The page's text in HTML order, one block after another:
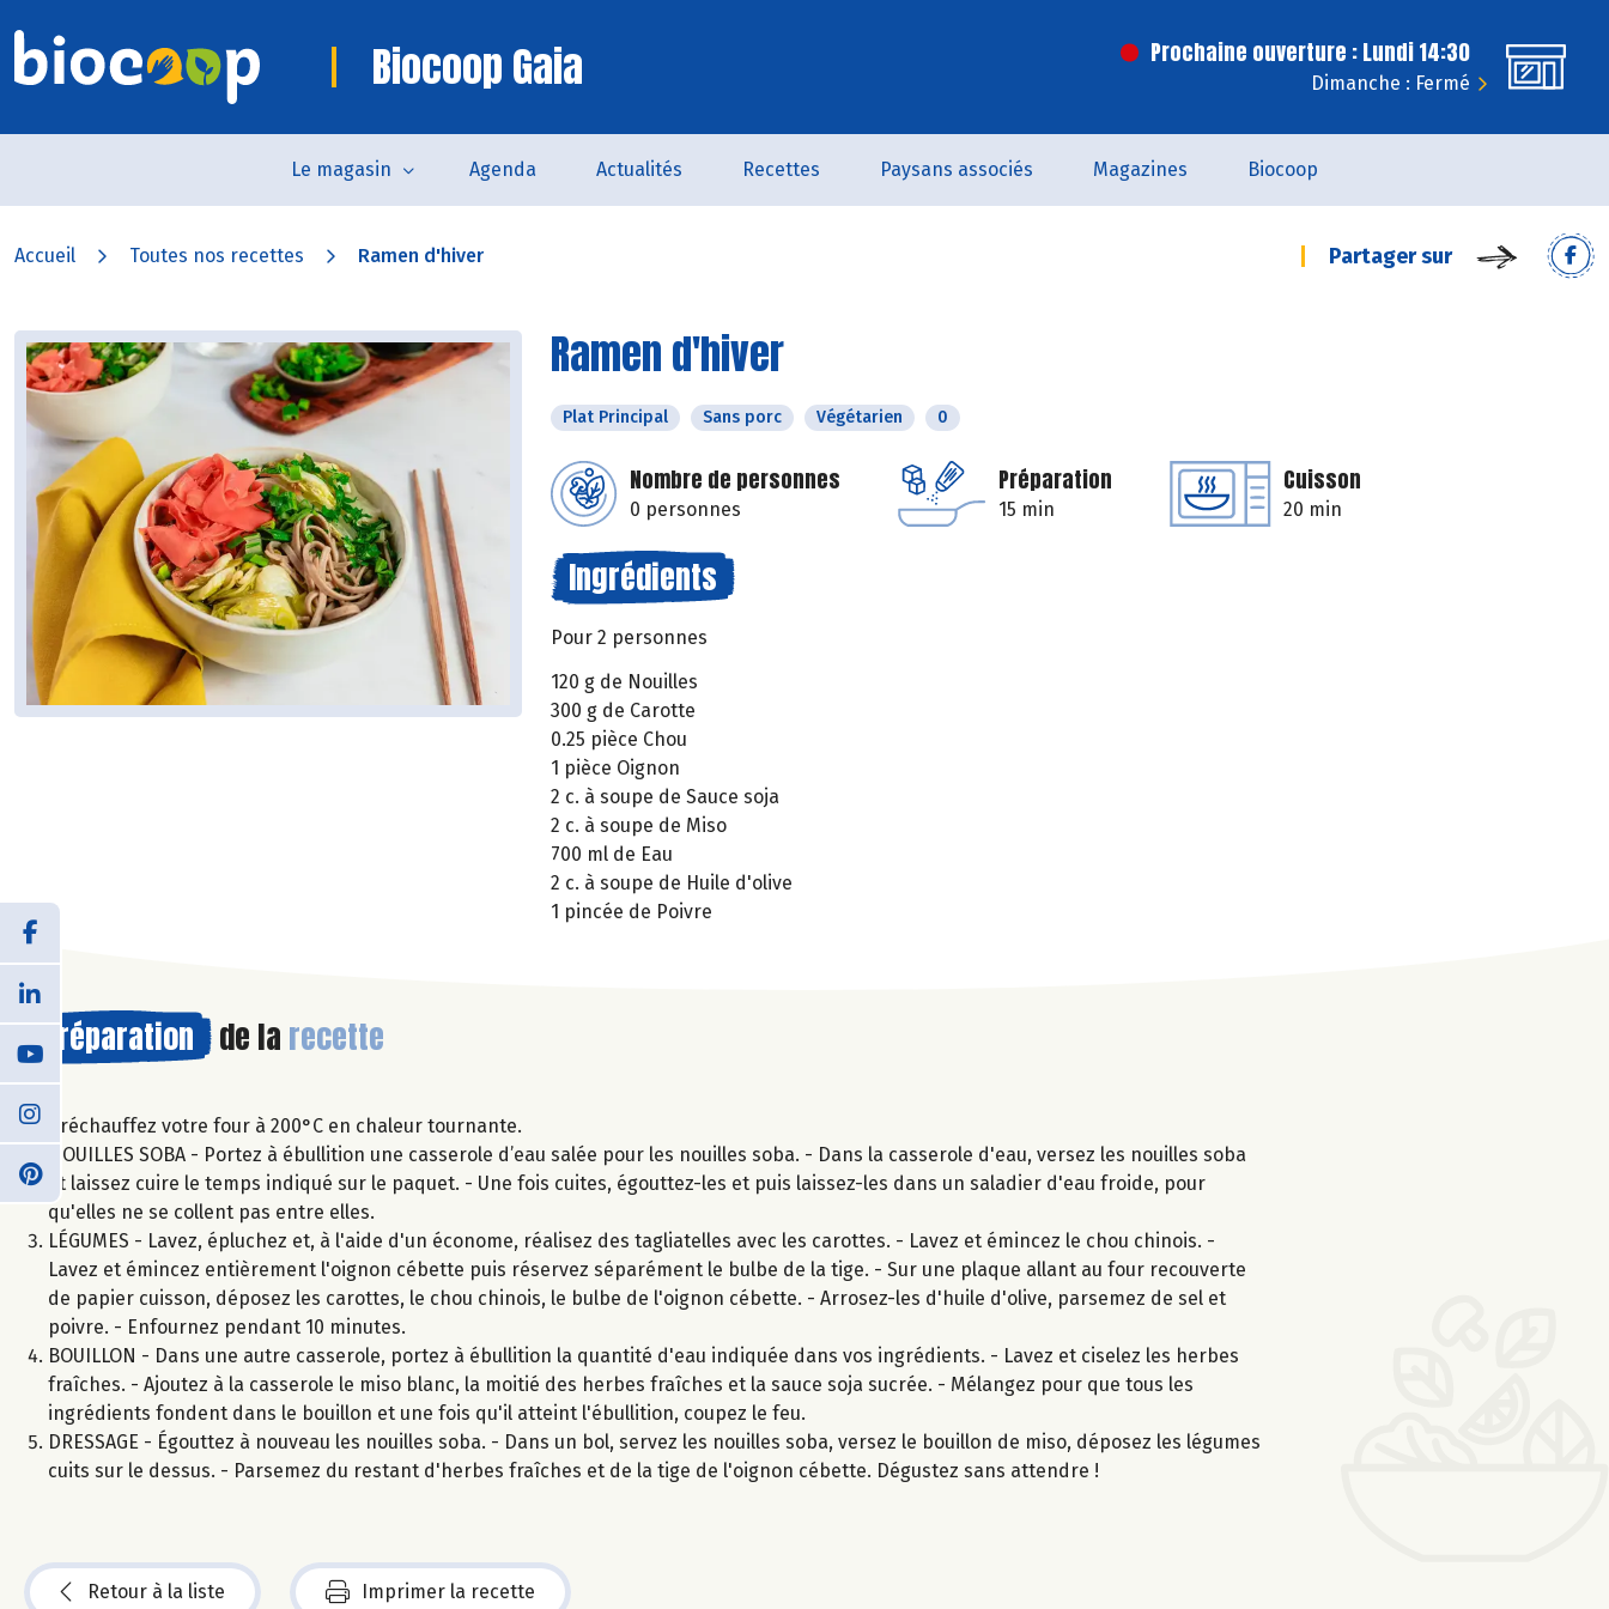
Biocoop Gaia Prochaine ouverture : Lundi 14:30
Dimanche : Fermé
Le magasin Agenda Actualités Recettes Paysans associés Magazines Biocoop
Accueil Toutes nos recettes Ramen d'hiver Partager sur
Ramen d'hiver
Plat Principal Sans porc Végétarien 0
Nombre de personnes
0 personnes
Préparation
15 min
Cuisson
20 min
Ingrédients
Pour 2 personnes
120 g de Nouilles
300 g de Carotte
0.25 pièce Chou
1 pièce Oignon
2 c. à soupe de Sauce soja
2 c. à soupe de Miso
700 ml de Eau
2 c. à soupe de Huile d'olive
1 pincée de Poivre
Préparation de la recette
Préchauffez votre four à 200°C en chaleur tournante.
NOUILLES SOBA - Portez à ébullition une casserole d’eau salée pour les nouilles soba. - Dans la casserole d'eau, versez les nouilles soba
et laissez cuire le temps indiqué sur le paquet. - Une fois cuites, égouttez-les et puis laissez-les dans un saladier d'eau froide, pour
qu'elles ne se collent pas entre elles.
LÉGUMES - Lavez, épluchez et, à l'aide d'un économe, réalisez des tagliatelles avec les carottes. - Lavez et émincez le chou chinois. -
Lavez et émincez entièrement l'oignon cébette puis réservez séparément le bulbe de la tige. - Sur une plaque allant au four recouverte
de papier cuisson, déposez les carottes, le chou chinois, le bulbe de l'oignon cébette. - Arrosez-les d'huile d'olive, parsemez de sel et
poivre. - Enfournez pendant 10 minutes.
BOUILLON - Dans une autre casserole, portez à ébullition la quantité d'eau indiquée dans vos ingrédients. - Lavez et ciselez les herbes
fraîches. - Ajoutez à la casserole le miso blanc, la moitié des herbes fraîches et la sauce soja sucrée. - Mélangez pour que tous les
ingrédients fondent dans le bouillon et une fois qu'il atteint l'ébullition, coupez le feu.
DRESSAGE - Égouttez à nouveau les nouilles soba. - Dans un bol, servez les nouilles soba, versez le bouillon de miso, déposez les légumes
cuits sur le dessus. - Parsemez du restant d'herbes fraîches et de la tige de l'oignon cébette. Dégustez sans attendre !
Retour à la liste Imprimer la recette